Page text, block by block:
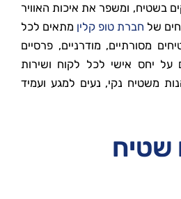
בשטיח, ומשפר את איכות האוויר
של חברת טופ קלין מתאים לכל
מסורתיים, מודרניים, פרסיים
על יחס אישי לכל לקוח ושירות
משטיח נקי, נעים למגע ועמיד
שטיח